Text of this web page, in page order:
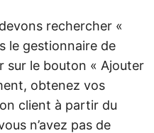
rechercher «
le gestionnaire de
sur le bouton « Ajouter
obtenez vos
client à partir du
n’avez pas de